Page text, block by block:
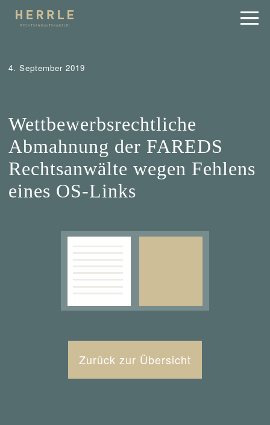
4. September 2019
Wettbewerbsrechtliche
Abmahnung der FAREDS
Rechtsanwälte wegen Fehlens
eines OS-Links
Zurück zur Übersicht